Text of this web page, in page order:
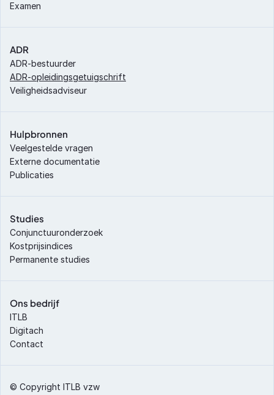
Examen
ADR
ADR-bestuurder
ADR-opleidingsgetuigschrift
Veiligheidsadviseur
Hulpbronnen
Veelgestelde vragen
Externe documentatie
Publicaties
Studies
Conjunctuuronderzoek
Kostprijsindices
Permanente studies
Ons bedrijf
ITLB
Digitach
Contact
© Copyright ITLB vzw